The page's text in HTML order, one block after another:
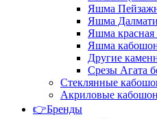
Яшма
Яшма
Яшма
Яшма
Другие
Срезы Агата
Стеклянные
Акриловые
👉Бренды